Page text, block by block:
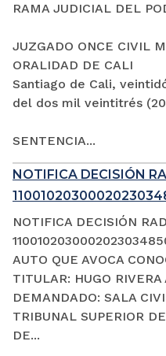
RAMA JUDICIAL DEL
JUZGADO ONCE CIVIL
ORALIDAD DE CALI
Santiago de Cali,
del dos mil veintitrés
SENTENCIA...
NOTIFICA DECISIÓN
NOTIFICA DECISIÓN
AUTO QUE AVOCA
TITULAR: HUGO RIVERA
DEMANDADO: SALA
TRIBUNAL SUPERIOR
DE...